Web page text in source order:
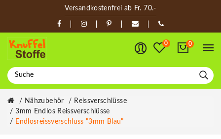
Versandkostenfrei ab Fr. 70.-
0 0
Nähzubehör
Reissverschlüsse
3mm Endlos Reissverschlüsse
Endlosreissverschluss "3mm Blau"